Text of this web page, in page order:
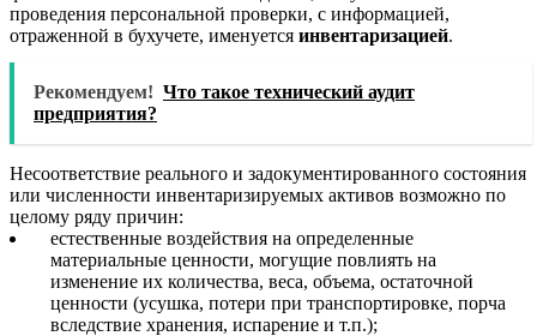
проведения персональной проверки, с информацией,
отраженной в бухучете, именуется инвентаризацией.
Рекомендуем! Что такое технический аудит
предприятия?
Несоответствие реального и задокументированного состояния
или численности инвентаризируемых активов возможно по
целому ряду причин:
естественные воздействия на определенные
материальные ценности, могущие повлиять на
изменение их количества, веса, объема, остаточной
ценности (усушка, потери при транспортировке, порча
вследствие хранения, испарение и т.п.);